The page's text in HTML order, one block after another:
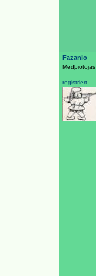
Fazanio
Medþiotojas
registriert